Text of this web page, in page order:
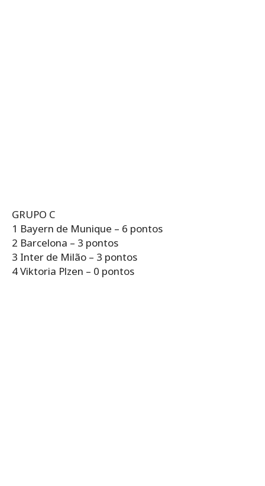
GRUPO C
1 Bayern de Munique – 6 pontos
2 Barcelona – 3 pontos
3 Inter de Milão – 3 pontos
4 Viktoria Plzen – 0 pontos